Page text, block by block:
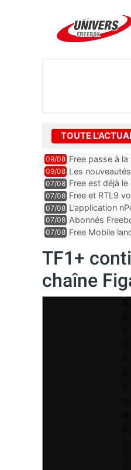
TOUTE
09/08 Free passe à
09/08 Les
Ultra, un mail
07/08 Free est déjà
encore au
07/08 Free et RTL9
l’obtenir
07/08 L’application
Mobile,
07/08 Abonnés
07/08 Free Mobile
TF1+
chaîne